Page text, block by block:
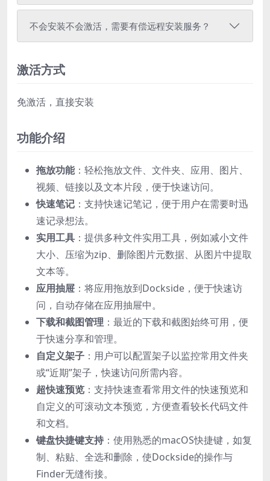
不会安装不会激活，需要有偿远程安装服务？
激活方式
免激活，直接安装
功能介绍
拖放功能：轻松拖放文件、文件夹、应用、图片、
视频、链接以及文本片段，便于快速访问。
快速笔记 ：支持快速记笔记，便于用户在需要时迅
速记录想法。
实用工具 ：提供多种文件实用工具，例如减小文件
大小、压缩为zip、删除图片元数据、从图片中提取
文本等。
应用抽屉 ：将应用拖放到Dockside，便于快速访
问，自动存储在应用抽屉中。
下载和截图管理 ：最近的下载和截图始终可用，便
于快速分享和管理。
自定义架子 ：用户可以配置架子以监控常用文件夹
或“近期”架子，快速访问所需内容。
超快速预览 ：支持快速查看常用文件的快速预览和
自定义的可滚动文本预览，方便查看较长代码文件
和文档。
键盘快捷键支持 ：使用熟悉的macOS快捷键，如复
制、粘贴、全选和删除，使Dockside的操作与
Finder无缝衔接。